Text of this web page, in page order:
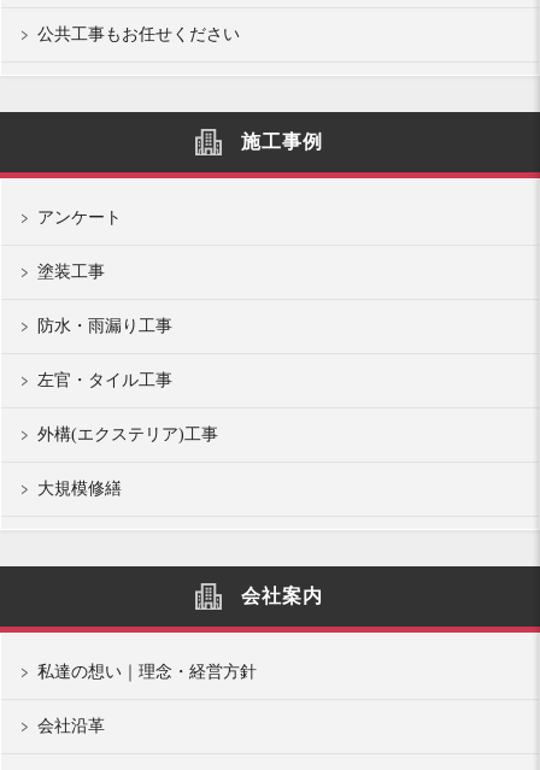
公共工事もお任せください
施工事例
アンケート
塗装工事
防水・雨漏り工事
左官・タイル工事
外構(エクステリア)工事
大規模修繕
会社案内
私達の想い｜理念・経営方針
会社沿革